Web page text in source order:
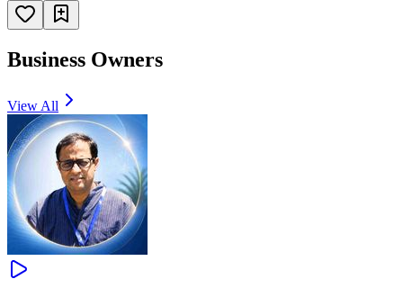
Business Owners
View All